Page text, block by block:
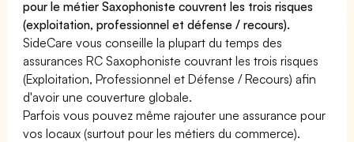
pour le métier Saxophoniste couvrent les trois risques
(exploitation, professionnel et défense / recours).
SideCare vous conseille la plupart du temps des
assurances RC Saxophoniste couvrant les trois risques
(Exploitation, Professionnel et Défense / Recours) afin
d'avoir une couverture globale.
Parfois vous pouvez même rajouter une assurance pour
vos locaux (surtout pour les métiers du commerce).